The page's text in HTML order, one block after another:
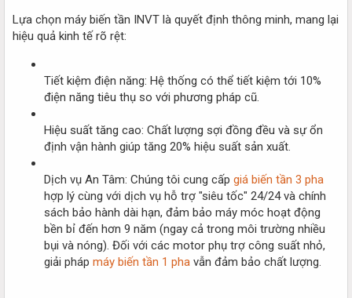
Lựa chọn máy biến tần INVT là quyết định thông minh, mang lại
hiệu quả kinh tế rõ rệt:
Tiết kiệm điện năng: Hệ thống có thể tiết kiệm tới 10%
điện năng tiêu thụ so với phương pháp cũ.
Hiệu suất tăng cao: Chất lượng sợi đồng đều và sự ổn
định vận hành giúp tăng 20% hiệu suất sản xuất.
Dịch vụ An Tâm: Chúng tôi cung cấp giá biến tần 3 pha
hợp lý cùng với dịch vụ hỗ trợ "siêu tốc" 24/24 và chính
sách bảo hành dài hạn, đảm bảo máy móc hoạt động
bền bỉ đến hơn 9 năm (ngay cả trong môi trường nhiều
bụi và nóng). Đối với các motor phụ trợ công suất nhỏ,
giải pháp máy biến tần 1 pha vẫn đảm bảo chất lượng.